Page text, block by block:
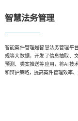
智慧法务管理
智能案件管理是智慧法务管理平
规等大数据，开发了信息抽取、
预测、类案推送等应用，将AI技
和辩护策略，提高案件管理效率